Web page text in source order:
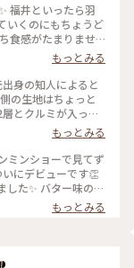
福井といったら羽
いくのにもちょうど
食感がたまりませ
まう大好きな味で
産 #手みやげ #羽二
もっとみる
身の知人によると
の生地はちょっと
とクルミが入って
とクルミの香ばし
#福井 #福井駅 #プ
#和菓子 #お菓子 #ク
もっとみる
ミンショーで見てず
にデビューです👏
た✨ バター味のみ
。野菜たっぷりで麺
ん美味しく、バター
、普通サイズにす
もっとみる